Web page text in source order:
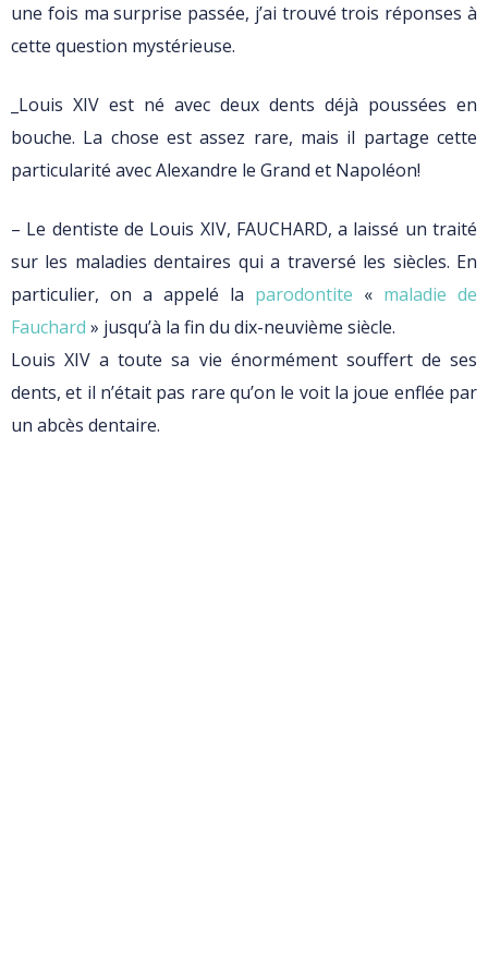
une fois ma surprise passée, j’ai trouvé trois réponses à
cette question mystérieuse.
_Louis XIV est né avec deux dents déjà poussées en
bouche. La chose est assez rare, mais il partage cette
particularité avec Alexandre le Grand et Napoléon!
– Le dentiste de Louis XIV, FAUCHARD, a laissé un traité
sur les maladies dentaires qui a traversé les siècles. En
particulier, on a appelé la parodontite « maladie de
Fauchard » jusqu’à la fin du dix-neuvième siècle.
Louis XIV a toute sa vie énormément souffert de ses
dents, et il n’était pas rare qu’on le voit la joue enflée par
un abcès dentaire.